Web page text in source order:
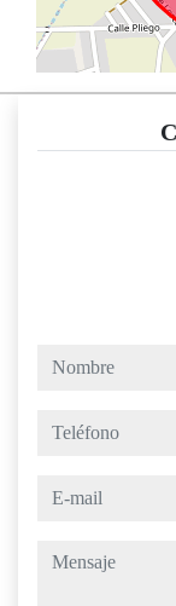
nombre
teléfono
e-mail
mensaje